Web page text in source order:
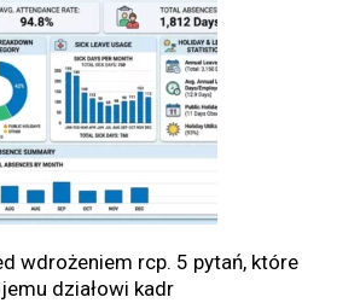
wdrożeniem rcp. 5 pytań, które
działowi kadr